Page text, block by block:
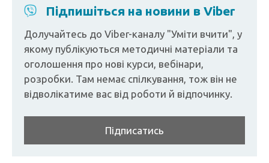
Підпишіться на новини в Viber
Долучайтесь до Viber-каналу "Уміти вчити", у
якому публікуються методичні матеріали та
оголошення про нові курси, вебінари,
розробки. Там немає спілкування, тож він не
відволікатиме вас від роботи й відпочинку.
Підписатись